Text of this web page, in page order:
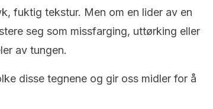
fuktig tekstur. Men om en lider av en
seg som missfarging, uttørking eller
av tungen.
disse tegnene og gir oss midler for å